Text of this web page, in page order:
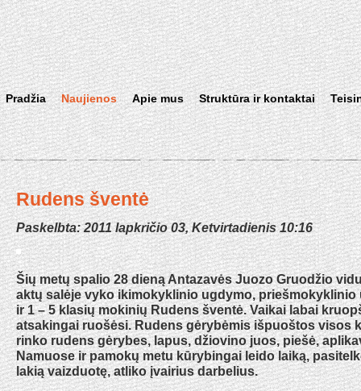
Pradžia Naujienos Apie mus Struktūra ir kontaktai
Rudens šventė
Paskelbta: 2011 lapkričio 03, Ketvirtadienis 10:16
Šių metų spalio 28 dieną Antazavės Juozo Gruodžio
aktų salėje vyko ikimokyklinio ugdymo,
ir 1 – 5 klasių mokinių Rudens šventė. Vaikai labai
atsakingai ruošėsi. Rudens gėrybėmis išpuoštos visos
rinko rudens gėrybes, lapus, džiovino juos, piešė,
Namuose ir pamokų metu kūrybingai leido laiką,
lakią vaizduotę, atliko įvairius darbelius.